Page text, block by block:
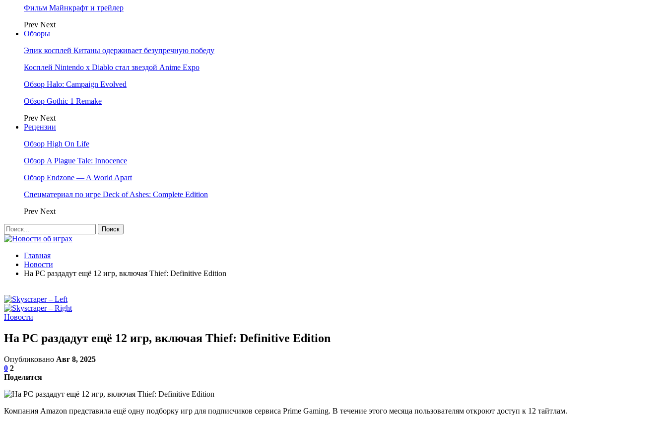
Фильм Майнкрафт и трейлер
Prev Next
Обзоры
Эпик косплей Китаны одерживает безупречную победу
Косплей Nintendo x Diablo стал звездой Anime Expo
Обзор Halo: Campaign Evolved
Обзор Gothic 1 Remake
Prev Next
Рецензии
Обзор High On Life
Обзор A Plague Tale: Innocence
Обзор Endzone — A World Apart
Спецматериал по игре Deck of Ashes: Complete Edition
Prev Next
Главная
Новости
На PC раздадут ещё 12 игр, включая Thief: Definitive Edition
Новости
На PC раздадут ещё 12 игр, включая Thief: Definitive Edition
Опубликовано Авг 8, 2025
0 2
Поделится
Компания Amazon представила ещё одну подборку игр для подписчиков сервиса Prime Gaming. В течение этого месяца пользователям откроют доступ к 12 тайтлам.